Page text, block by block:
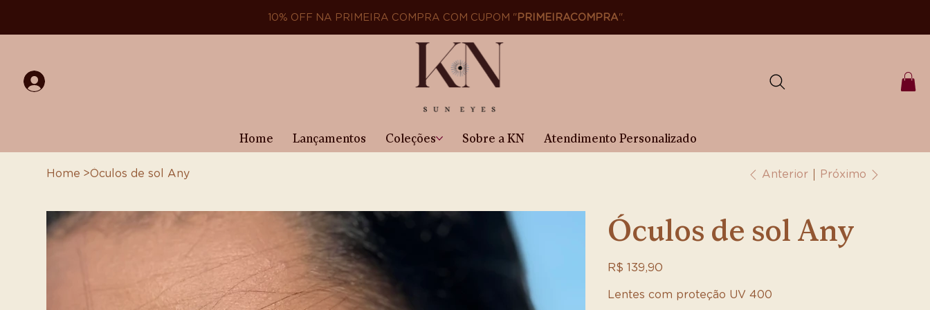
10% OFF NA PRIMEIRA COMPRA COM CUPOM " PRIMEIRACOMPRA".
Home Lançamentos Coleções Sobre a KN Atendimento Personalizado
Home >Óculos de sol Any Anterior Próximo
Óculos de sol Any
Preço
R$ 139,90
Lentes com proteção UV 400